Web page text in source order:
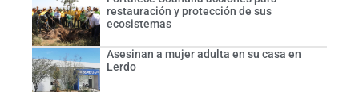
restauración y protección de sus
ecosistemas
Asesinan a mujer adulta en su casa en
Lerdo